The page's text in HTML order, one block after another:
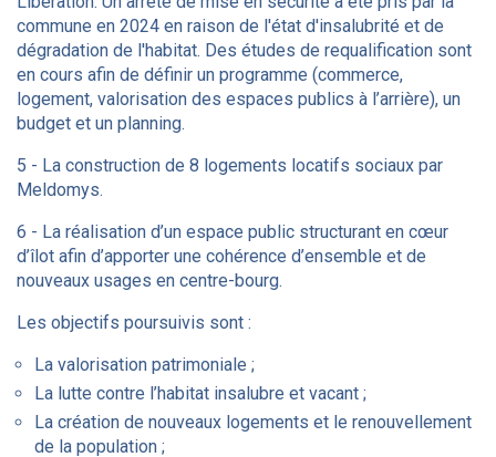
commune en 2024 en raison de l'état d'insalubrité et de
dégradation de l'habitat. Des études de requalification sont
en cours afin de définir un programme (commerce,
logement, valorisation des espaces publics à l’arrière), un
budget et un planning.
5 - La construction de 8 logements locatifs sociaux par
Meldomys.
6 - La réalisation d’un espace public structurant en cœur
d’îlot afin d’apporter une cohérence d’ensemble et de
nouveaux usages en centre-bourg.
Les objectifs poursuivis sont :
La valorisation patrimoniale ;
La lutte contre l’habitat insalubre et vacant ;
La création de nouveaux logements et le renouvellement
de la population ;